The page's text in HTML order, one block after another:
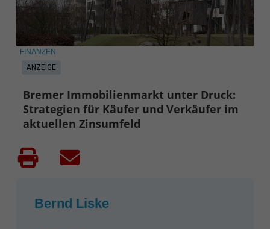
ANZEIGE
FINANZEN
Bremer Immobilienmarkt unter Druck:
Strategien für Käufer und Verkäufer im
aktuellen Zinsumfeld
Bernd Liske